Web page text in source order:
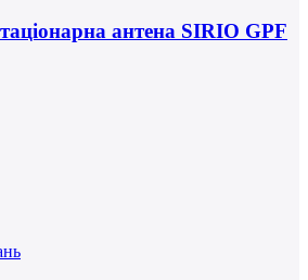
антена SIRIO GPF